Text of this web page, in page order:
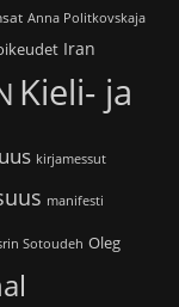
Anna Politkovskaja
Iran
Kieli- ja
kirjamessut
manifesti
Sotoudeh Oleg